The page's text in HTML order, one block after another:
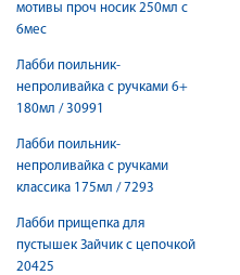
мотивы проч носик 250мл с
6мес
Лабби поильник-
непроливайка с ручками 6+
180мл / 30991
Лабби поильник-
непроливайка с ручками
классика 175мл / 7293
Лабби прищепка для
пустышек Зайчик с цепочкой
20425